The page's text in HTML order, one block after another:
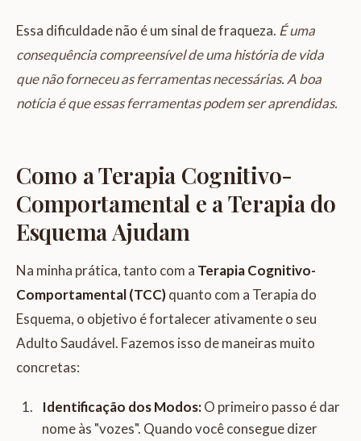
Essa dificuldade não é um sinal de fraqueza. É uma
consequência compreensível de uma história de vida
que não forneceu as ferramentas necessárias. A boa
notícia é que essas ferramentas podem ser aprendidas.
Como a Terapia Cognitivo-
Comportamental e a Terapia do
Esquema Ajudam
Na minha prática, tanto com a Terapia Cognitivo-
Comportamental (TCC)quanto com a Terapia do
Esquema, o objetivo é fortalecer ativamente o seu
Adulto Saudável. Fazemos isso de maneiras muito
concretas:
Identificação dos Modos:O primeiro passo é dar
nome às "vozes". Quando você consegue dizer